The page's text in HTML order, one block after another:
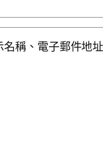
稱、電子郵件地